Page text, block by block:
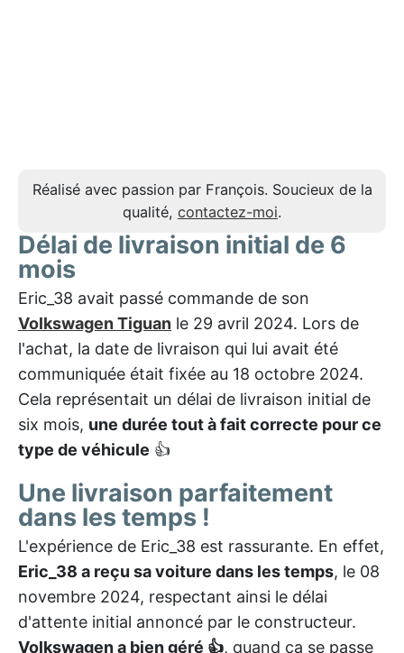
Réalisé avec passion par François. Soucieux de la
qualité, contactez-moi.
Délai de livraison initial de 6
mois
Eric_38 avait passé commande de son
Volkswagen Tiguan le 29 avril 2024. Lors de
l'achat, la date de livraison qui lui avait été
communiquée était fixée au 18 octobre 2024.
Cela représentait un délai de livraison initial de
six mois, une durée tout à fait correcte pour ce
type de véhicule 👍
Une livraison parfaitement
dans les temps !
L'expérience de Eric_38 est rassurante. En effet,
Eric_38 a reçu sa voiture dans les temps, le 08
novembre 2024, respectant ainsi le délai
d'attente initial annoncé par le constructeur.
Volkswagen a bien géré 👍, quand ça se passe